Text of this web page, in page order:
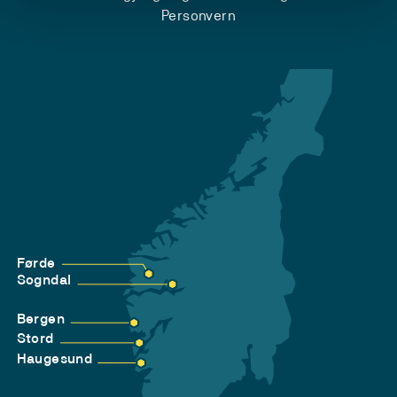
Personvern
Førde
Sogndal
Bergen
Stord
Haugesund